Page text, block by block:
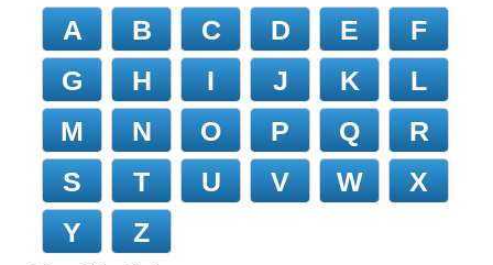
A B C D E
F
G
H I J K
L
M
N O P Q
R
S
T U V W
X
Y
Z